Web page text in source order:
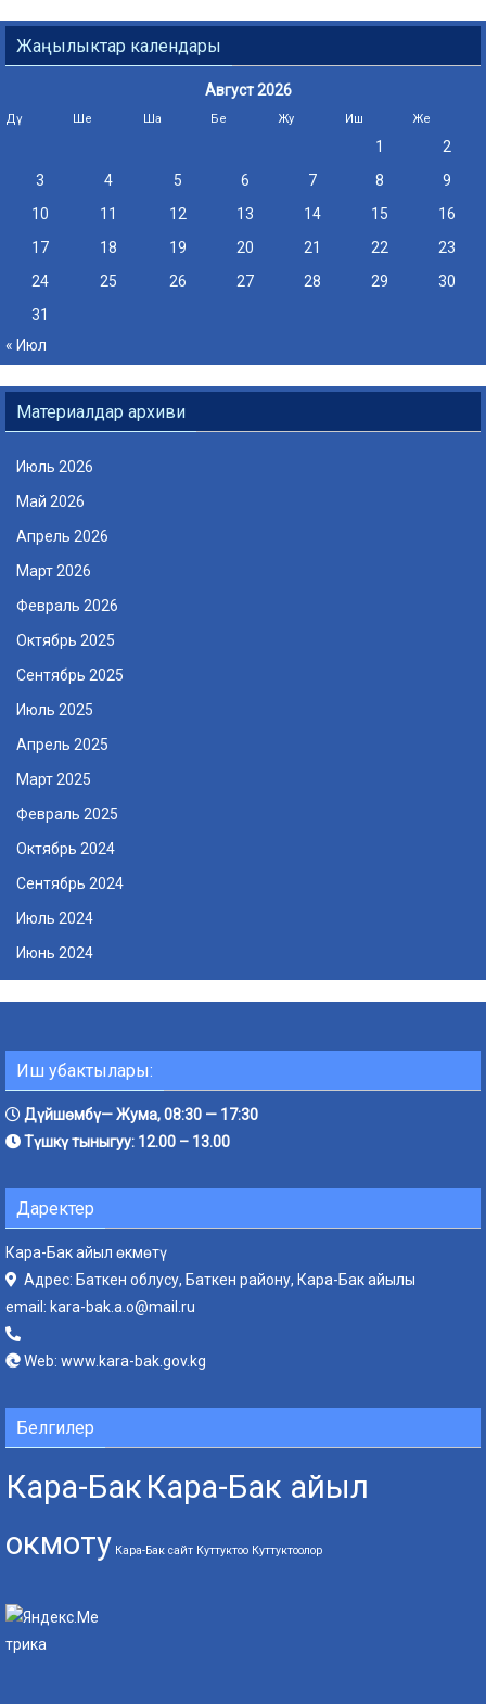
Жаңылыктар календары
Август 2026
Дү Ше Ша Бе Жу Иш Же
1
2
3
4 5 6 7 8
9
10
11 12 13 14 15
16
17
18 19 20 21 22
23
24
25 26 27 28 29
30
31
« Июл
Материалдар архиви
Июль 2026
Май 2026
Апрель 2026
Март 2026
Февраль 2026
Октябрь 2025
Сентябрь 2025
Июль 2025
Апрель 2025
Март 2025
Февраль 2025
Октябрь 2024
Сентябрь 2024
Июль 2024
Июнь 2024
Иш убактылары:
Дүйшөмбү— Жума, 08:30 — 17:30
Түшкү тыныгуу: 12.00 – 13.00
Даректер
Кара-Бак айыл өкмөтү
Адрес: Баткен облусу, Баткен району, Кара-Бак айылы
email: kara-bak.a.o@mail.ru
Web: www.kara-bak.gov.kg
Белгилер
Кара-Бак Кара-Бак айыл
окмоту Кара-Бак сайт Куттуктоо Куттуктоолор